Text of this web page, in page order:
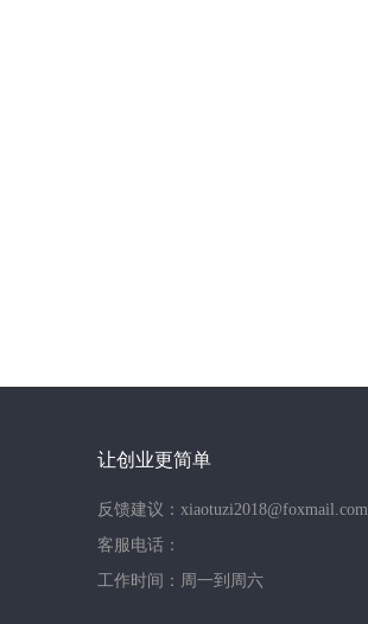
让创业更简单
反馈建议：xiaotuzi2018@foxmail.com
客服电话：
工作时间：周一到周六